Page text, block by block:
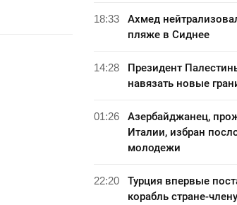
18:33
Ахмед
пляже в Сиднее
14:28
Президент
навязать новые
01:26
Азербайджанец,
Италии, избран
молодежи
22:20
Турция впервые
корабль стране-